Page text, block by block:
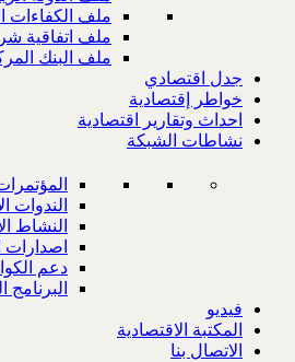
ملف الكفاءات
ملف اتفاقية
ملف البنك
جدل اقتصادي
خواطر إقتصادية
احداث وتقارير اقتصادية
نشاطات الشبكة
الندوات
النشاط
اصدارات
دعم
فيديو
المكتبة الاقتصادية
الاتصال بنا